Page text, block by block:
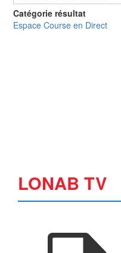
Catégorie résultat
Espace Course en Direct
LONAB TV